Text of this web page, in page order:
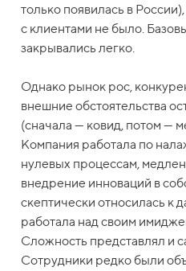
только появилась в
с клиентами не было.
закрывались легко.
Однако рынок рос,
внешние обстоятельства
(сначала — ковид, потом —
Компания работала по
нулевых процессам,
внедрение инноваций в
скептически относилась к
работала над своим
Сложность представлял и
Сотрудники редко были